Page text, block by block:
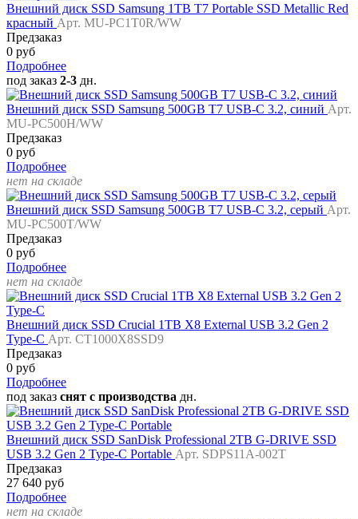
Внешний диск SSD Samsung 1TB T7 Portable SSD Metallic Red
красный Арт. MU-PC1T0R/WW
Предзаказ
0 руб
Подробнее
под заказ 2-3 дн.
Внешний диск SSD Samsung 500GB T7 USB-C 3.2, синий Арт.
MU-PC500H/WW
Предзаказ
0 руб
Подробнее
нет на складе
Внешний диск SSD Samsung 500GB T7 USB-C 3.2, серый Арт.
MU-PC500T/WW
Предзаказ
0 руб
Подробнее
нет на складе
Внешний диск SSD Crucial 1TB X8 External USB 3.2 Gen 2
Type-C Арт. CT1000X8SSD9
Предзаказ
0 руб
Подробнее
под заказ снят с производства дн.
Внешний диск SSD SanDisk Professional 2TB G-DRIVE SSD
USB 3.2 Gen 2 Type-C Portable Арт. SDPS11A-002T
Предзаказ
27 640 руб
Подробнее
нет на складе